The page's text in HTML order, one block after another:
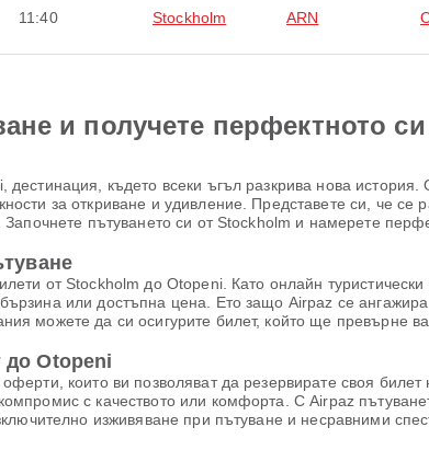
11:40 Stockholm ARN
и получете перфектното
където всеки ъгъл разкрива нова история.
за откриване и удивление. Представете си, че се
пътуването си от Stockholm и намерете
от Stockholm до Otopeni. Като онлайн туристически
или достъпна цена. Ето защо Airpaz се
можете да си осигурите билет, който ще превърне
до Otopeni
които ви позволяват да резервирате своя
с качеството или комфорта. С Airpaz
изживяване при пътуване и несравними